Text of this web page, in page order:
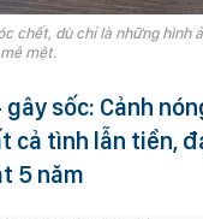
chết, dù chỉ là những hình
mệt.
gây sốc: Cảnh
cả tình lẫn tiền,
5 năm